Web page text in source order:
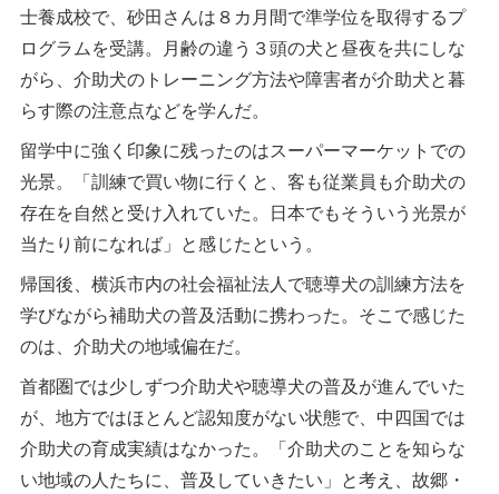
士養成校で、砂田さんは８カ月間で準学位を取得するプ
ログラムを受講。月齢の違う３頭の犬と昼夜を共にしな
がら、介助犬のトレーニング方法や障害者が介助犬と暮
らす際の注意点などを学んだ。
留学中に強く印象に残ったのはスーパーマーケットでの
光景。「訓練で買い物に行くと、客も従業員も介助犬の
存在を自然と受け入れていた。日本でもそういう光景が
当たり前になれば」と感じたという。
帰国後、横浜市内の社会福祉法人で聴導犬の訓練方法を
学びながら補助犬の普及活動に携わった。そこで感じた
のは、介助犬の地域偏在だ。
首都圏では少しずつ介助犬や聴導犬の普及が進んでいた
が、地方ではほとんど認知度がない状態で、中四国では
介助犬の育成実績はなかった。「介助犬のことを知らな
い地域の人たちに、普及していきたい」と考え、故郷・